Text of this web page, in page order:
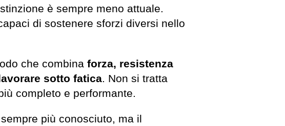
è sempre meno attuale.
di sostenere sforzi diversi nello
che combina forza, resistenza
sotto fatica. Non si tratta
completo e performante.
più conosciuto, ma il